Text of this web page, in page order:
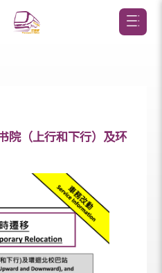
书院（上行和下行）及环